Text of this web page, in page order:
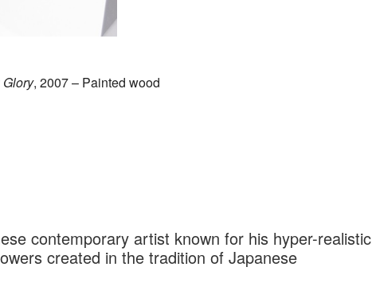
, 2007 – Painted wood
contemporary artist known for his hyper-realistic
created in the tradition of Japanese